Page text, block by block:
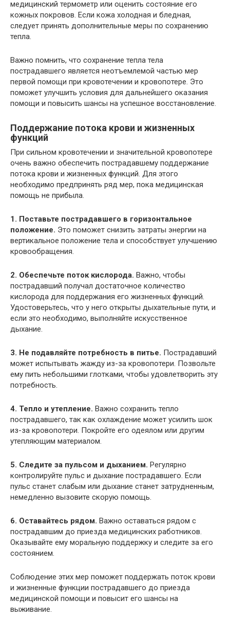
медицинский термометр или оценить состояние его
кожных покровов. Если кожа холодная и бледная,
следует принять дополнительные меры по сохранению
тепла.
Важно помнить, что сохранение тепла тела
пострадавшего является неотъемлемой частью мер
первой помощи при кровотечении и кровопотере. Это
поможет улучшить условия для дальнейшего оказания
помощи и повысить шансы на успешное восстановление.
Поддержание потока крови и жизненных
функций
При сильном кровотечении и значительной кровопотере
очень важно обеспечить пострадавшему поддержание
потока крови и жизненных функций. Для этого
необходимо предпринять ряд мер, пока медицинская
помощь не прибыла.
1. Поставьте пострадавшего в горизонтальное
положение. Это поможет снизить затраты энергии на
вертикальное положение тела и способствует улучшению
кровообращения.
2. Обеспечьте поток кислорода. Важно, чтобы
пострадавший получал достаточное количество
кислорода для поддержания его жизненных функций.
Удостоверьтесь, что у него открыты дыхательные пути, и
если это необходимо, выполняйте искусственное
дыхание.
3. Не подавляйте потребность в питье. Пострадавший
может испытывать жажду из-за кровопотери. Позвольте
ему пить небольшими глотками, чтобы удовлетворить эту
потребность.
4. Тепло и утепление. Важно сохранить тепло
пострадавшего, так как охлаждение может усилить шок
из-за кровопотери. Покройте его одеялом или другим
утепляющим материалом.
5. Следите за пульсом и дыханием. Регулярно
контролируйте пульс и дыхание пострадавшего. Если
пульс станет слабым или дыхание станет затрудненным,
немедленно вызовите скорую помощь.
6. Оставайтесь рядом. Важно оставаться рядом с
пострадавшим до приезда медицинских работников.
Оказывайте ему моральную поддержку и следите за его
состоянием.
Соблюдение этих мер поможет поддержать поток крови
и жизненные функции пострадавшего до приезда
медицинской помощи и повысит его шансы на
выживание.